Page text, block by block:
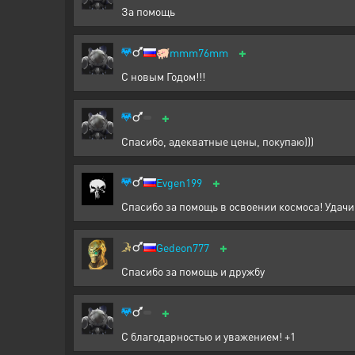
За помощь
🐖mmm76mm +
С новым Годом!!!
+
Спасибо, адекватные цены, покупаю)))
Evgen199 +
Спасибо за помощь в освоении космоса!
Gedeon777 +
Спасибо за помощь и дружбу
+
С благодарностью и уважением! +1